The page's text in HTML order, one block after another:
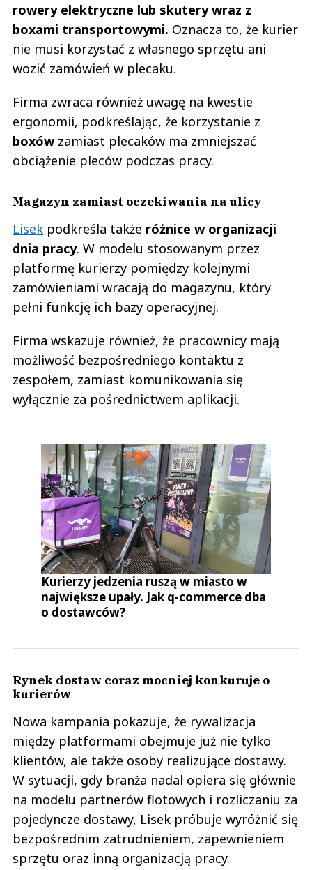
rowery elektryczne lub skutery wraz z
boxami transportowymi. Oznacza to, że kurier
nie musi korzystać z własnego sprzętu ani
wozić zamówień w plecaku.
Firma zwraca również uwagę na kwestie
ergonomii, podkreślając, że korzystanie z
boxówzamiast plecaków ma zmniejszać
obciążenie pleców podczas pracy.
Magazyn zamiast oczekiwania na ulicy
Lisek podkreśla także różnice w organizacji
dnia pracy. W modelu stosowanym przez
platformę kurierzy pomiędzy kolejnymi
zamówieniami wracają do magazynu, który
pełni funkcję ich bazy operacyjnej.
Firma wskazuje również, że pracownicy mają
możliwość bezpośredniego kontaktu z
zespołem, zamiast komunikowania się
wyłącznie za pośrednictwem aplikacji.
Kurierzy jedzenia ruszą w miasto w
największe upały. Jak q-commerce dba
o dostawców?
Rynek dostaw coraz mocniej konkuruje o
kurierów
Nowa kampania pokazuje, że rywalizacja
między platformami obejmuje już nie tylko
klientów, ale także osoby realizujące dostawy.
W sytuacji, gdy branża nadal opiera się głównie
na modelu partnerów flotowych i rozliczaniu za
pojedyncze dostawy, Lisek próbuje wyróżnić się
bezpośrednim zatrudnieniem, zapewnieniem
sprzętu oraz inną organizacją pracy.